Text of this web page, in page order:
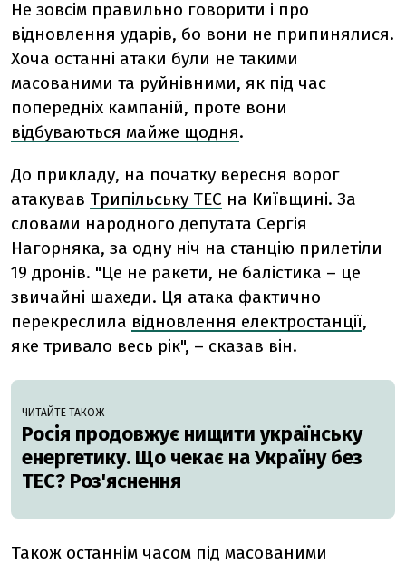
Не зовсім правильно говорити і про
відновлення ударів, бо вони не припинялися.
Хоча останні атаки були не такими
масованими та руйнівними, як під час
попередніх кампаній, проте вони
відбуваються майже щодня.
До прикладу, на початку вересня ворог
атакував Трипільську ТЕС на Київщині. За
словами народного депутата Сергія
Нагорняка, за одну ніч на станцію прилетіли
19 дронів. "Це не ракети, не балістика – це
звичайні шахеди. Ця атака фактично
перекреслила відновлення електростанції,
яке тривало весь рік", – сказав він.
ЧИТАЙТЕ ТАКОЖ
Росія продовжує нищити українську
енергетику. Що чекає на Україну без
ТЕС? Роз'яснення
Також останнім часом під масованими